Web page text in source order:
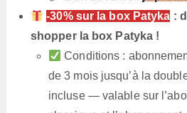
-30% sur la box Patyka :
shopper la box Patyka !
Conditions :
de 3 mois jusqu’à la
incluse — valable sur